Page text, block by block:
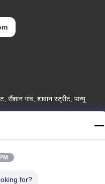
सैंशान गांव, शावान स्ट्रीट, पान्यू
for?